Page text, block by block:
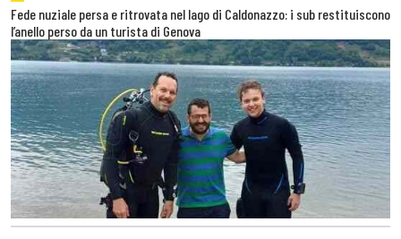
Fede nuziale persa e ritrovata nel lago di Caldonazzo: i sub restituiscono
l’anello perso da un turista di Genova